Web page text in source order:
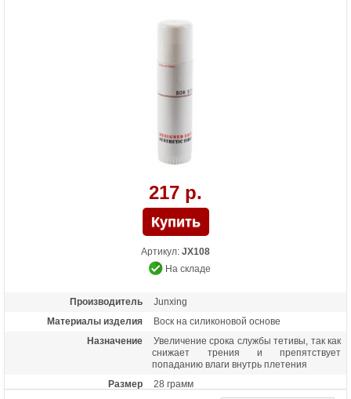
217 р.
Артикул: JX108
На складе
Производитель
Junxing
Материалы изделия
Воск на силиконовой основе
Назначение
Увеличение срока службы тетивы, так как
снижает трения и препятствует
попаданию влаги внутрь плетения
Размер
28 грамм